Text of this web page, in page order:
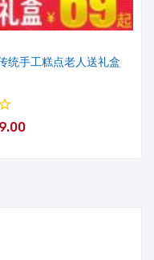
统手工糕点老人送礼盒